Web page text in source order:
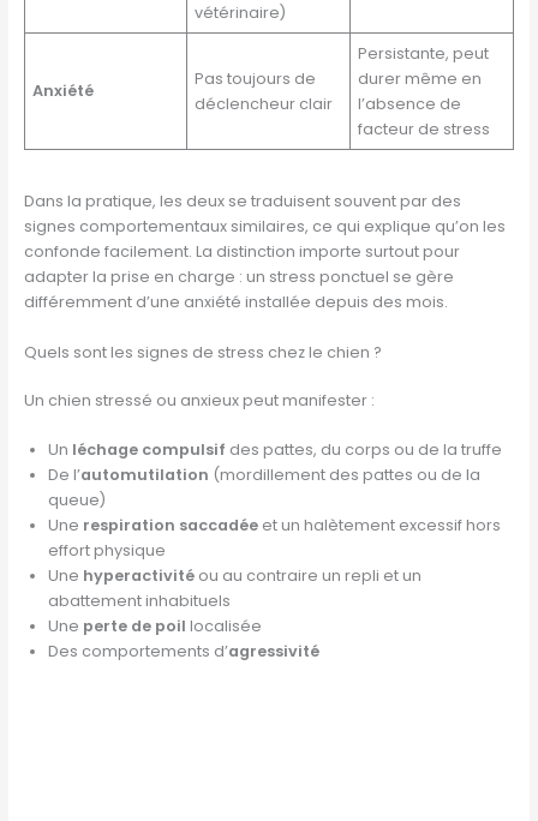
vétérinaire)
Anxiété
Pas toujours de
déclencheur clair
Persistante, peut
durer même en
l’absence de
facteur de stress
Dans la pratique, les deux se traduisent souvent par des
signes comportementaux similaires, ce qui explique qu’on les
confonde facilement. La distinction importe surtout pour
adapter la prise en charge : un stress ponctuel se gère
différemment d’une anxiété installée depuis des mois.
Quels sont les signes de stress chez le chien ?
Un chien stressé ou anxieux peut manifester :
Un léchage compulsif des pattes, du corps ou de la truffe
De l’automutilation (mordillement des pattes ou de la
queue)
Une respiration saccadéeet un halètement excessif hors
effort physique
Une hyperactivitéou au contraire un repli et un
abattement inhabituels
Une perte de poil localisée
Des comportements d’agressivité